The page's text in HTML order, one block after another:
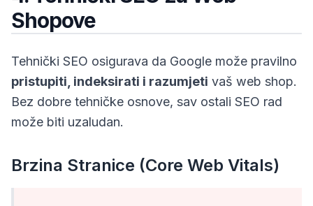
Shopove
Tehnički SEO osigurava da Google može pravilno
pristupiti, indeksirati i razumjeti vaš web shop.
Bez dobre tehničke osnove, sav ostali SEO rad
može biti uzaludan.
Brzina Stranice (Core Web Vitals)